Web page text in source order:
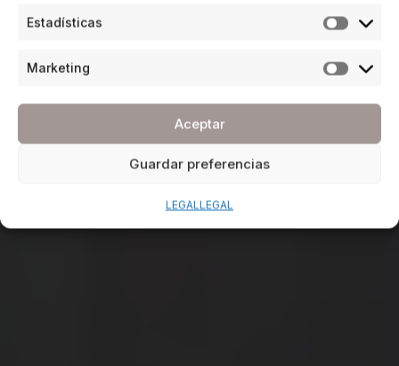
Estadísticas
Marketing
Aceptar
Guardar preferencias
LEGALLEGAL